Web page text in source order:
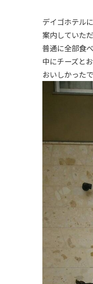
デイゴホテル
案内していた
普通に全部食
中にチーズと
おいしかった